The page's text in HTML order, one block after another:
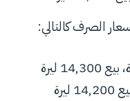
الصرف كالتالي: